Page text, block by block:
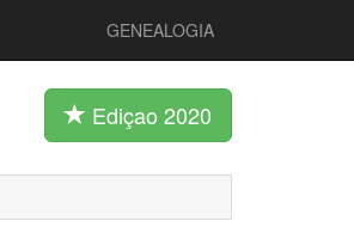
GENEALOGIA
Ediçao 2020